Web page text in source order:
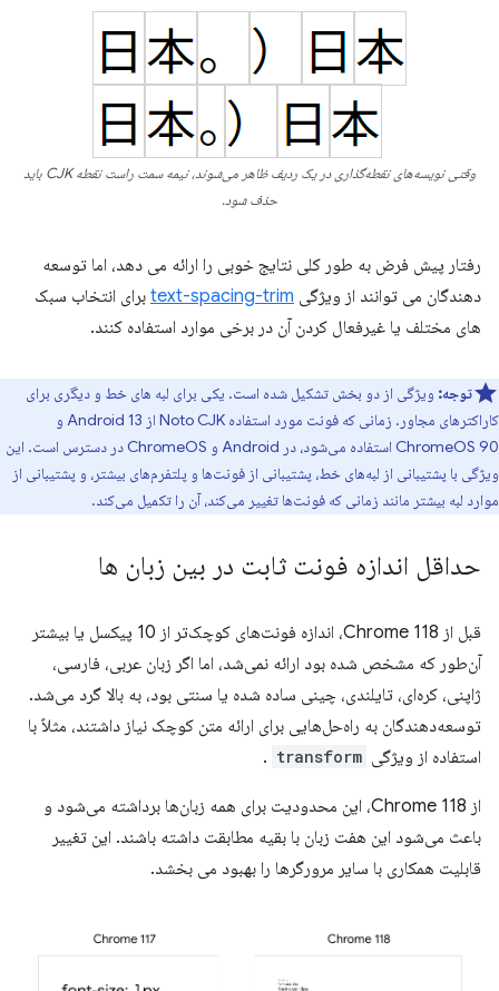
وقتی نویسه‌های نقطه‌گذاری در یک ردیف ظاهر می‌شوند، نیمه سمت راست نقطه CJK باید
حذف شود.
رفتار پیش فرض به طور کلی نتایج خوبی را ارائه می دهد، اما توسعه
دهندگان می توانند از ویژگی text-spacing-trim برای انتخاب سبک
های مختلف یا غیرفعال کردن آن در برخی موارد استفاده کنند.
توجه: ویژگی از دو بخش تشکیل شده است. یکی برای لبه های خط و دیگری برای
کاراکترهای مجاور. زمانی که فونت مورد استفاده Noto CJK از Android 13 و
ChromeOS 90 استفاده می‌شود، در Android و ChromeOS در دسترس است. این
ویژگی با پشتیبانی از لبه‌های خط، پشتیبانی از فونت‌ها و پلتفرم‌های بیشتر، و پشتیبانی از
موارد لبه بیشتر مانند زمانی که فونت‌ها تغییر می‌کند، آن را تکمیل می‌کند.
حداقل اندازه فونت ثابت در بین زبان ها
قبل از Chrome 118، اندازه فونت‌های کوچک‌تر از 10 پیکسل یا بیشتر
آن‌طور که مشخص شده بود ارائه نمی‌شد، اما اگر زبان عربی، فارسی،
ژاپنی، کره‌ای، تایلندی، چینی ساده شده یا سنتی بود، به بالا گرد می‌شد.
توسعه‌دهندگان به راه‌حل‌هایی برای ارائه متن کوچک نیاز داشتند، مثلاً با
استفاده از ویژگی transform
.
از Chrome 118، این محدودیت برای همه زبان‌ها برداشته می‌شود و
باعث می‌شود این هفت زبان با بقیه مطابقت داشته باشند. این تغییر
قابلیت همکاری با سایر مرورگرها را بهبود می بخشد.